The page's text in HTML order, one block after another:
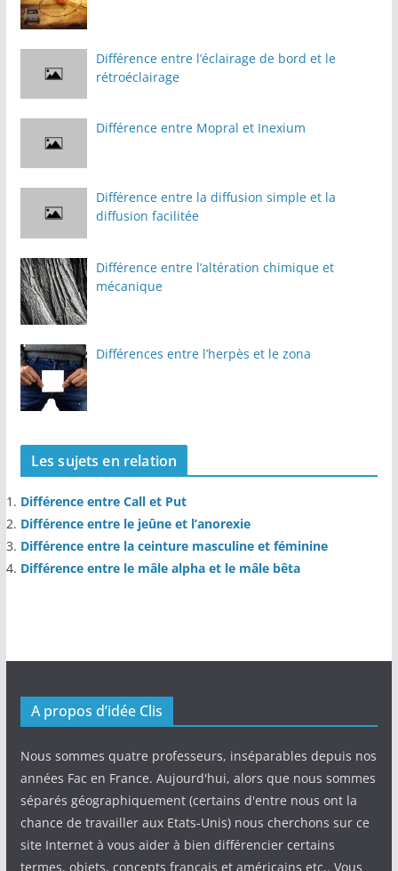
Différence entre l’éclairage de bord et le
rétroéclairage
Différence entre Mopral et Inexium
Différence entre la diffusion simple et la
diffusion facilitée
Différence entre l’altération chimique et
mécanique
Différences entre l’herpès et le zona
Les sujets en relation
Différence entre Call et Put
Différence entre le jeûne et l’anorexie
Différence entre la ceinture masculine et féminine
Différence entre le mâle alpha et le mâle bêta
A propos d’idée Clis
Nous sommes quatre professeurs, inséparables depuis nos
années Fac en France. Aujourd'hui, alors que nous sommes
séparés géographiquement (certains d'entre nous ont la
chance de travailler aux Etats-Unis) nous cherchons sur ce
site Internet à vous aider à bien différencier certains
termes, objets, concepts français et américains etc.. Vous